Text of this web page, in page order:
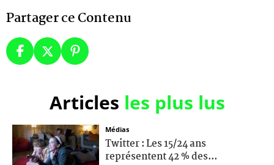
Partager ce Contenu
Articles les plus lus
Médias
Twitter : Les 15/24 ans
représentent 42 % des...